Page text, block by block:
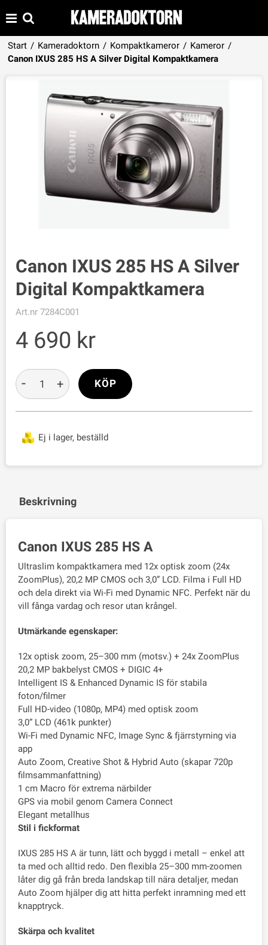
Start / Kameradoktorn / Kompaktkameror / Kameror /
Canon IXUS 285 HS A Silver Digital Kompaktkamera
Produkten har lagts i din varukorg
Canon IXUS 285 HS A Silver
Digital Kompaktkamera
Art.nr 7284C001
4 690
Ej i lager, beställd
- + KÖP
Beskrivning
Canon IXUS 285 HS A
Ultraslim kompaktkamera med 12x optisk zoom (24x
ZoomPlus), 20,2 MP CMOS och 3,0” LCD. Filma i Full HD
och dela direkt via Wi-Fi med Dynamic NFC. Perfekt när du
vill fånga vardag och resor utan krångel.
Utmärkande egenskaper:
12x optisk zoom, 25–300 mm (motsv.) + 24x ZoomPlus
20,2 MP bakbelyst CMOS + DIGIC 4+
Intelligent IS & Enhanced Dynamic IS för stabila
foton/filmer
Full HD-video (1080p, MP4) med optisk zoom
3,0” LCD (461k punkter)
Wi-Fi med Dynamic NFC, Image Sync & fjärrstyrning via
app
Auto Zoom, Creative Shot & Hybrid Auto (skapar 720p
filmsammanfattning)
1 cm Macro för extrema närbilder
GPS via mobil genom Camera Connect
Elegant metallhus
Stil i fickformat
IXUS 285 HS A är tunn, lätt och byggd i metall – enkel att
ta med och alltid redo. Den flexibla 25–300 mm-zoomen
låter dig gå från breda landskap till nära detaljer, medan
Auto Zoom hjälper dig att hitta perfekt inramning med ett
knapptryck.
Skärpa och kvalitet